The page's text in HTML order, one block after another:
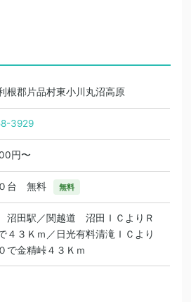
根郡片品村東小川丸沼高原
3929
円〜
台 無料 無料
沼田駅／関越道 沼田ＩＣよりＲ
４３Ｋｍ／日光有料清滝ＩＣより
で金精峠４３Ｋｍ